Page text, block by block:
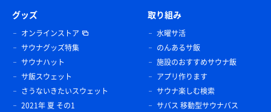
グッズ
オンラインストア
サウナグッズ特集
サウナハット
サ飯スウェット
さうないきたいスウェット
2021年 夏 その1
取り組み
水曜サ活
のんあるサ飯
施設のおすすめサウナ飯
アプリ作ります
サウナ楽しむ検索
サバス 移動型サウナバス